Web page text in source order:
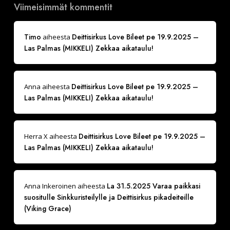
Viimeisimmät kommentit
Timo aiheesta Deittisirkus Love Bileet pe 19.9.2025 –
Las Palmas (MIKKELI) Zekkaa aikataulu!
Anna aiheesta Deittisirkus Love Bileet pe 19.9.2025 –
Las Palmas (MIKKELI) Zekkaa aikataulu!
Herra Xaiheesta Deittisirkus Love Bileet pe 19.9.2025 –
Las Palmas (MIKKELI) Zekkaa aikataulu!
Anna Inkeroinen aiheesta La 31.5.2025 Varaa paikkasi
suositulle Sinkkuristeilylle ja Deittisirkus pikadeiteille
(Viking Grace)